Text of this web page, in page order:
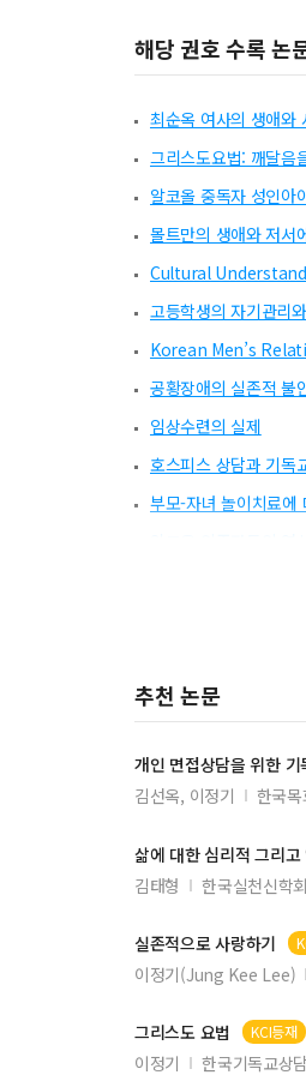
해당 권호 수록 논
최순옥 여사의 생애와
그리스도요법: 깨달음
알코올 중독자 성인아
몰트만의 생애와 저서
Cultural
고등학생의 자기관리
Korean Men’s
공황장애의 실존적 불
임상수련의 실제
호스피스 상담과 기독
부모-자녀 놀이치료에
추천 논문
개인 면접상담을 위한
김선옥, 이정기 한국
삶에 대한 심리적 그리
김태형 한국실천신학회
실존적으로 사랑하기
이정기(Jung Kee Lee)
그리스도 요법 KCI등재
이정기 한국기독교상